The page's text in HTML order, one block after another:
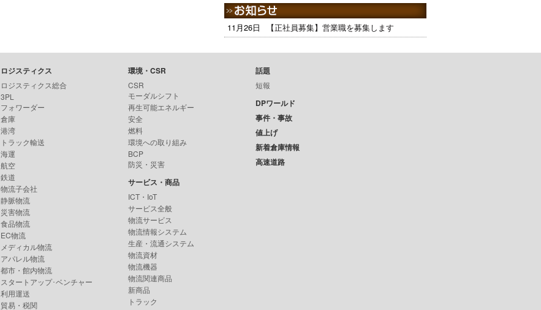
11月26日 【正社員募集】営業職を募集します
ロジスティクス
ロジスティクス総合
3PL
フォワーダー
倉庫
港湾
トラック輸送
海運
航空
鉄道
物流子会社
静脈物流
災害物流
食品物流
EC物流
メディカル物流
アパレル物流
都市・館内物流
スタートアップ･ベンチャー
利用運送
貿易・税関
環境・CSR
CSR
モーダルシフト
再生可能エネルギー
安全
燃料
環境への取り組み
BCP
防災・災害
サービス・商品
ICT・IoT
サービス全般
物流サービス
物流情報システム
生産・流通システム
物流資材
物流機器
物流関連商品
新商品
トラック
話題
短報
DPワールド
事件・事故
値上げ
新着倉庫情報
高速道路